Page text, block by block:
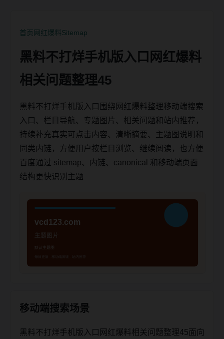
首页网红爆料Sitemap
黑料不打烊手机版入口网红爆料
相关问题整理45
黑料不打烊手机版入口围绕网红爆料整理移动端搜索
入口、栏目导航、专题图片、相关问题和站内推荐，
持续补充真实可点击内容、清晰摘要、主题图说明和
同类内链，方便用户按栏目浏览、继续阅读，也方便
百度通过 sitemap、内链、canonical 和移动端页面
结构更快识别主题
移动端搜索场景
黑料不打烊手机版入口网红爆料相关问题整理45面向